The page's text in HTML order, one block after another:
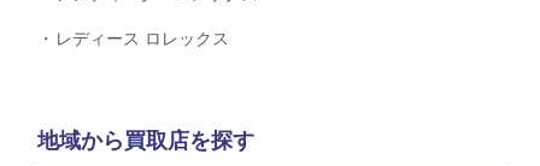
レディース ロレックス
地域から買取店を探す